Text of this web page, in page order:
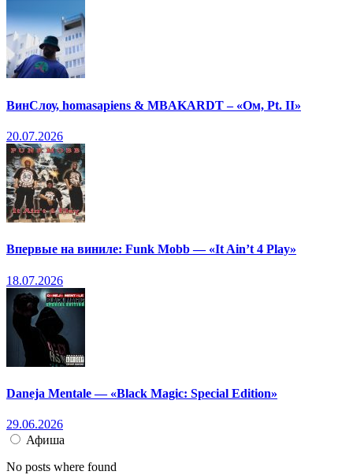
ВинСлоу, homasapiens & MBAKARDT – «Ом, Pt. II»
20.07.2026
Впервые на виниле: Funk Mobb — «It Ain’t 4 Play»
18.07.2026
Daneja Mentale — «Black Magic: Special Edition»
29.06.2026
Афиша
No posts where found